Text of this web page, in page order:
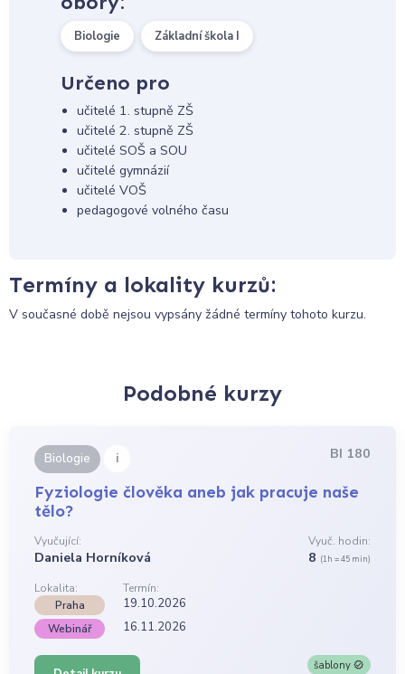
Biologie Základní škola I
Určeno pro
učitelé 1. stupně ZŠ
učitelé 2. stupně ZŠ
učitelé SOŠ a SOU
učitelé gymnázií
učitelé VOŠ
pedagogové volného času
Termíny a lokality kurzů:
V současné době nejsou vypsány žádné termíny tohoto kurzu.
Podobné kurzy
Biologie i BI 180
Fyziologie člověka aneb jak pracuje naše
tělo?
Vyučující:
Daniela Horníková
Vyuč. hodin:
8 (1h = 45 min)
Lokalita:
Termín:
Praha
19.10.2026
Webinář 16.11.2026
šablony